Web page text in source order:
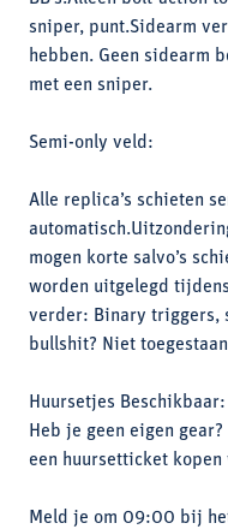
sniper, punt.Sidearm
hebben. Geen sidearm
met een sniper.
Semi-only veld:
Alle replica’s schieten
mogen korte salvo’s
worden uitgelegd
verder: Binary triggers,
bullshit? Niet
Huursetjes Beschikbaar:
Heb je geen eigen
een huursetticket
Meld je om 09:00 bij